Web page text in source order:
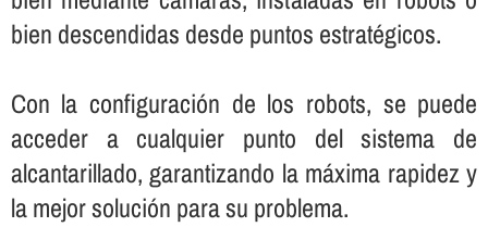
bien descendidas desde puntos estratégicos.
Con la configuración de los robots, se puede
acceder a cualquier punto del sistema de
alcantarillado, garantizando la máxima rapidez y
la mejor solución para su problema.